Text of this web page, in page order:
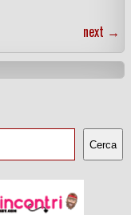
next →
Cerca